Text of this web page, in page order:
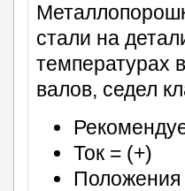
стали на
температурах
валов, седел
Ток = (+)
Положения